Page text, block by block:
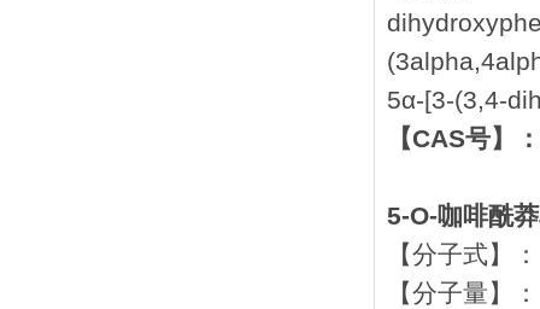
5α-[3-(3,4-
【CAS号】
5-O-咖啡酰
【分子式】
【分子量】